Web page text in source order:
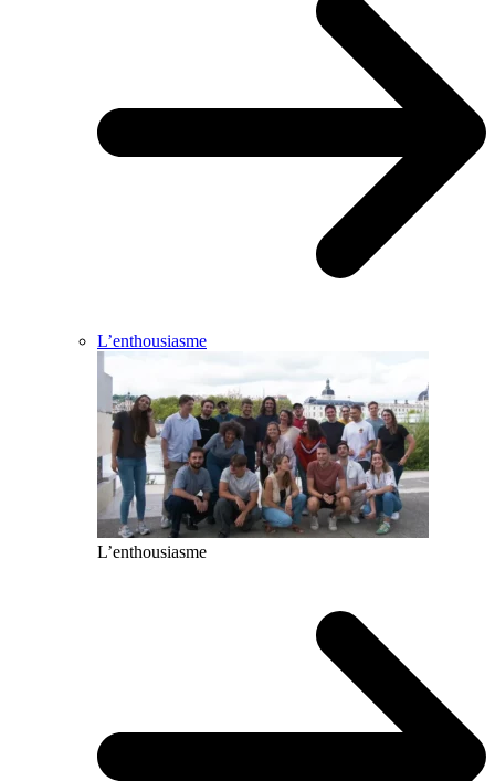
L’enthousiasme
L’enthousiasme